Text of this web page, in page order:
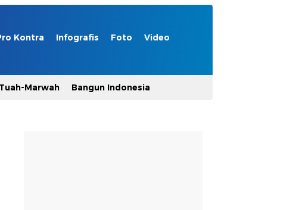
Kontra Infografis Foto Video
Marwah Bangun Indonesia